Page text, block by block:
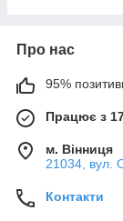
Про нас
95%
Працює з
м. Вінниця
21034, вул.
Контакти